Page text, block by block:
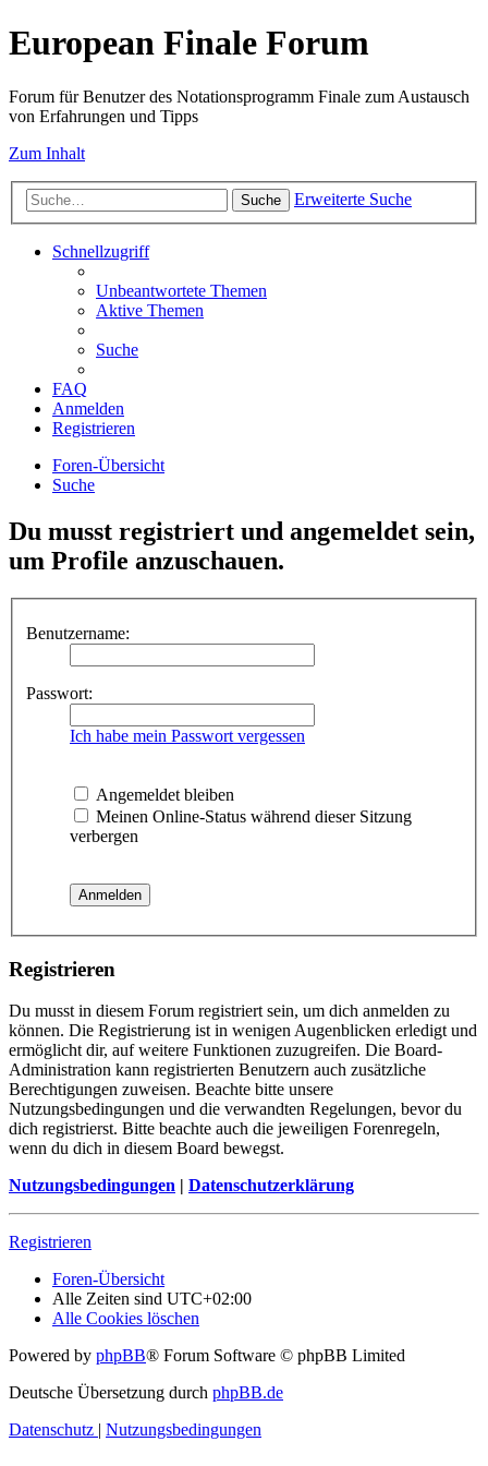
European Finale Forum
Forum für Benutzer des Notationsprogramm Finale zum Austausch
von Erfahrungen und Tipps
Zum Inhalt
Suche Erweiterte Suche
Schnellzugriff
Unbeantwortete Themen
Aktive Themen
Suche
FAQ
Anmelden
Registrieren
Foren-Übersicht
Suche
Du musst registriert und angemeldet sein,
um Profile anzuschauen.
Benutzername:
Passwort:
Ich habe mein Passwort vergessen
Angemeldet bleiben
Meinen Online-Status während dieser Sitzung
verbergen
Registrieren
Du musst in diesem Forum registriert sein, um dich anmelden zu
können. Die Registrierung ist in wenigen Augenblicken erledigt und
ermöglicht dir, auf weitere Funktionen zuzugreifen. Die Board-
Administration kann registrierten Benutzern auch zusätzliche
Berechtigungen zuweisen. Beachte bitte unsere
Nutzungsbedingungen und die verwandten Regelungen, bevor du
dich registrierst. Bitte beachte auch die jeweiligen Forenregeln,
wenn du dich in diesem Board bewegst.
Nutzungsbedingungen | Datenschutzerklärung
Registrieren
Foren-Übersicht
Alle Zeiten sind UTC+02:00
Alle Cookies löschen
Powered by phpBB® Forum Software © phpBB Limited
Deutsche Übersetzung durch phpBB.de
Datenschutz | Nutzungsbedingungen